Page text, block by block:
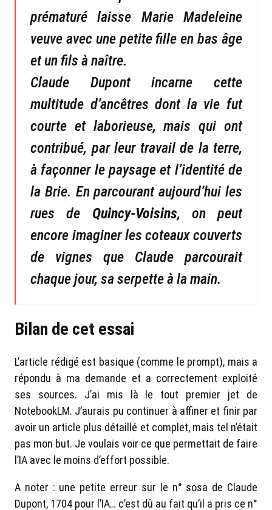
prématuré laisse Marie Madeleine
veuve avec une petite fille en bas âge
et un fils à naître.
Claude Dupont incarne cette
multitude d’ancêtres dont la vie fut
courte et laborieuse, mais qui ont
contribué, par leur travail de la terre,
à façonner le paysage et l’identité de
la Brie. En parcourant aujourd’hui les
rues de Quincy-Voisins, on peut
encore imaginer les coteaux couverts
de vignes que Claude parcourait
chaque jour, sa serpette à la main.
Bilan de cet essai
L’article rédigé est basique (comme le prompt), mais a
répondu à ma demande et a correctement exploité
ses sources. J’ai mis là le tout premier jet de
NotebookLM. J’aurais pu continuer à affiner et finir par
avoir un article plus détaillé et complet, mais tel n’était
pas mon but. Je voulais voir ce que permettait de faire
l’IA avec le moins d’effort possible.
A noter : une petite erreur sur le n° sosa de Claude
Dupont, 1704 pour l’IA… c’est dû au fait qu’il a pris ce n°